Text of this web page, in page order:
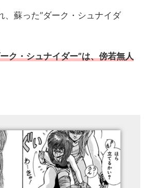
、蘇った”ダーク・シュナイダ
ク・シュナイダー”は、傍若無人